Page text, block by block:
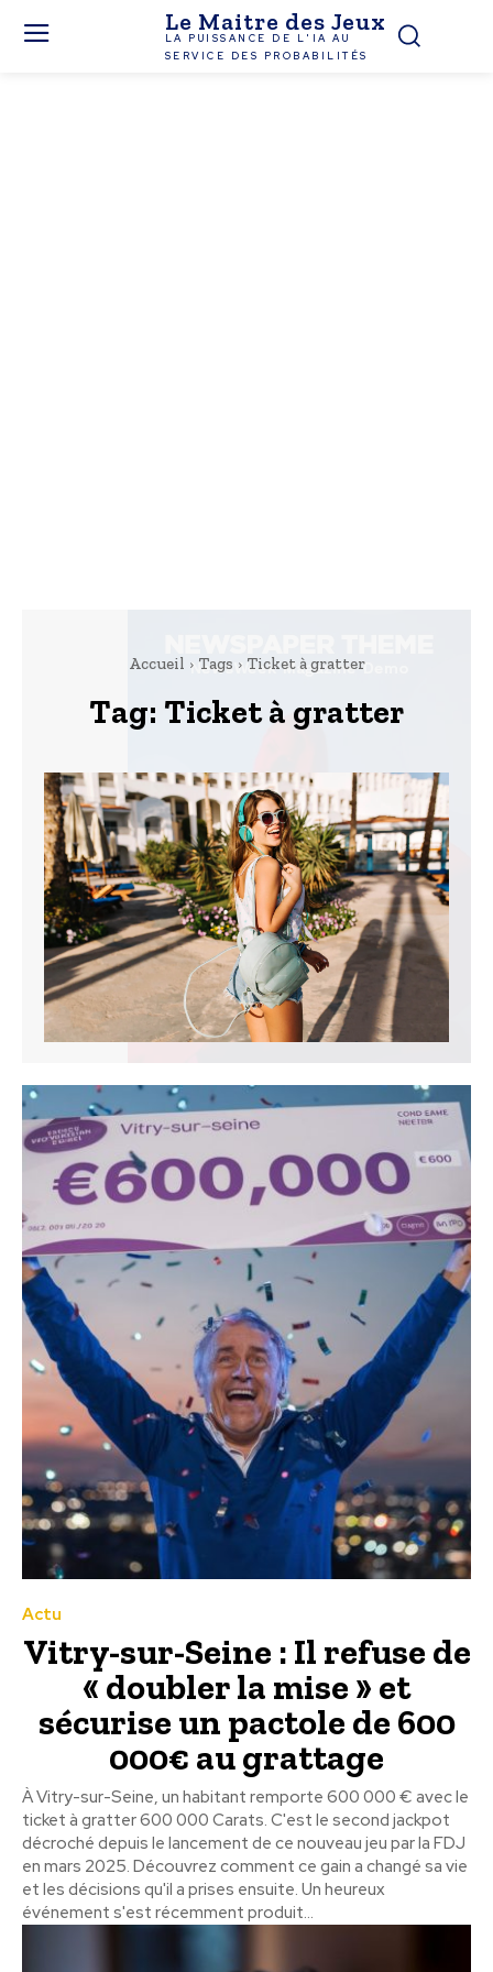
Le Maitre des Jeux
LA PUISSANCE DE L'IA AU
SERVICE DES PROBABILITÉS
Accueil Tags Ticket à gratter
Tag: Ticket à gratter
Actu
Vitry-sur-Seine : Il refuse de
« doubler la mise » et
sécurise un pactole de 600
000€ au grattage
À Vitry-sur-Seine, un habitant remporte 600 000 € avec le
ticket à gratter 600 000 Carats. C'est le second jackpot
décroché depuis le lancement de ce nouveau jeu par la FDJ
en mars 2025. Découvrez comment ce gain a changé sa vie
et les décisions qu'il a prises ensuite. Un heureux
événement s'est récemment produit...